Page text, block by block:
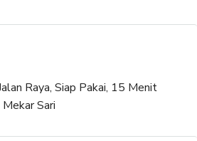
Raya, Siap Pakai, 15 Menit
Sari